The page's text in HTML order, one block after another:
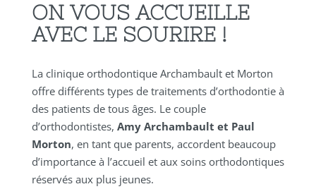
ON VOUS ACCUEILLE
AVEC LE SOURIRE !
La clinique orthodontique Archambault et Morton
offre différents types de traitements d’orthodontie à
des patients de tous âges. Le couple
d’orthodontistes, Amy Archambault et Paul
Morton, en tant que parents, accordent beaucoup
d’importance à l’accueil et aux soins orthodontiques
réservés aux plus jeunes.